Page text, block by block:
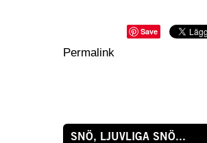
Save
Permalink
SNÖ, LJUVLIGA SNÖ...